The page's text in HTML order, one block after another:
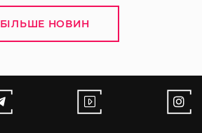
БІЛЬШЕ НОВИН